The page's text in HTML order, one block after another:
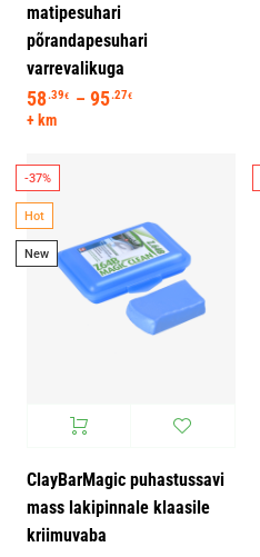
matipesuhari
põrandapesuhari
varrevalikuga
58.39€ – 95.27€
+ km
-37%
Hot
New
ClayBarMagic puhastussavi
mass lakipinnale klaasile
kriimuvaba